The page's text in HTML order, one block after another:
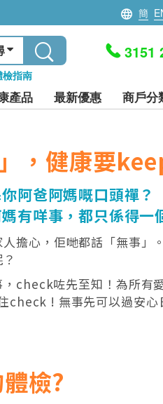
簡
指南
3151
產品 最新優惠 商戶分
」，健康要
阿爸阿媽嘅口頭禪？
有咩事，都只係得一
擔心，佢哋都話「無事」
，check咗先至知！為所有
check ! 無事先可以過安心
檢?